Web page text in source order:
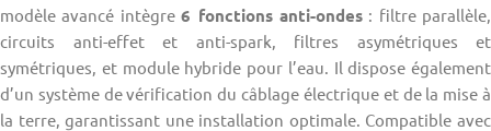
modèle avancé intègre6 fonctions anti-ondes: filtre parallèle,
circuits anti-effet et anti-spark, filtres asymétriques et
symétriques, et module hybride pour l’eau. Il dispose également
d’un système de vérification du câblage électrique et de la mise à
la terre, garantissant une installation optimale. Compatible avec